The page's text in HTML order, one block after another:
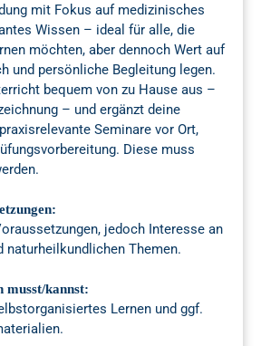
mit Fokus auf medizinisches
Wissen – ideal für alle, die
möchten, aber dennoch Wert auf
und persönliche Begleitung legen.
bequem von zu Hause aus –
– und ergänzt deine
Seminare vor Ort,
Diese muss
jedoch Interesse an
naturheilkundlichen Themen.
musst/kannst:
Lernen und ggf.